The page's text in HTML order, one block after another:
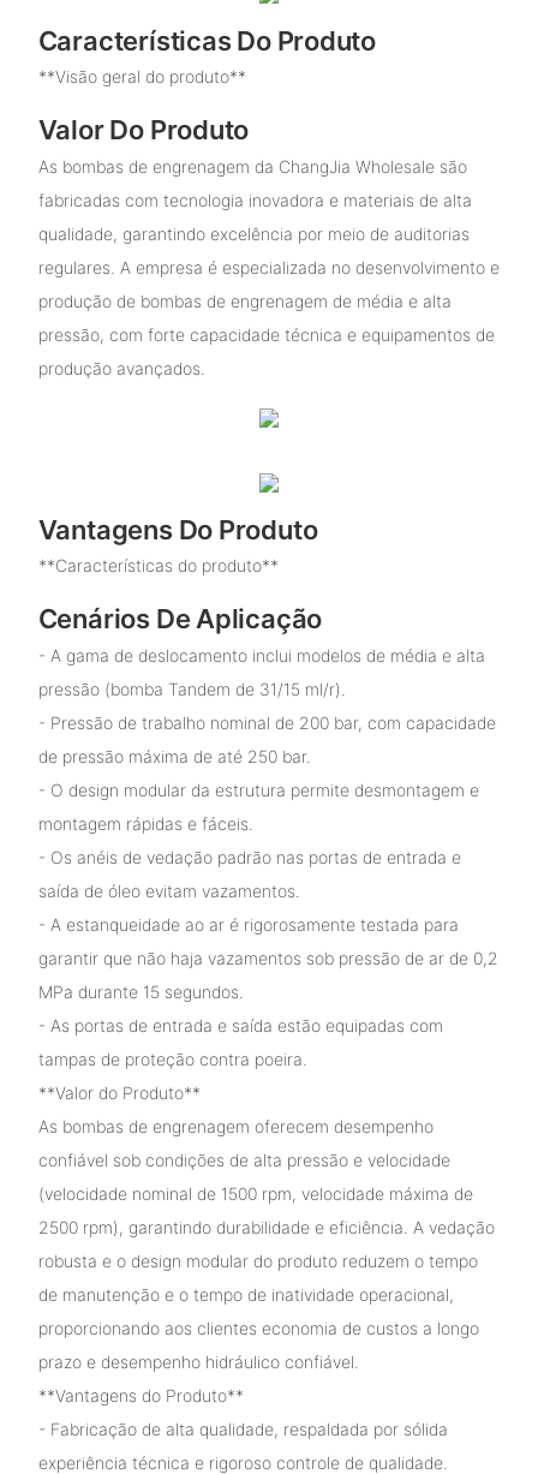
Características Do Produto
**Visão geral do produto**
Valor Do Produto
As bombas de engrenagem da ChangJia Wholesale são
fabricadas com tecnologia inovadora e materiais de alta
qualidade, garantindo excelência por meio de auditorias
regulares. A empresa é especializada no desenvolvimento e
produção de bombas de engrenagem de média e alta
pressão, com forte capacidade técnica e equipamentos de
produção avançados.
Vantagens Do Produto
**Características do produto**
Cenários De Aplicação
- A gama de deslocamento inclui modelos de média e alta
pressão (bomba Tandem de 31/15 ml/r).
- Pressão de trabalho nominal de 200 bar, com capacidade
de pressão máxima de até 250 bar.
- O design modular da estrutura permite desmontagem e
montagem rápidas e fáceis.
- Os anéis de vedação padrão nas portas de entrada e
saída de óleo evitam vazamentos.
- A estanqueidade ao ar é rigorosamente testada para
garantir que não haja vazamentos sob pressão de ar de 0,2
MPa durante 15 segundos.
- As portas de entrada e saída estão equipadas com
tampas de proteção contra poeira.
**Valor do Produto**
As bombas de engrenagem oferecem desempenho
confiável sob condições de alta pressão e velocidade
(velocidade nominal de 1500 rpm, velocidade máxima de
2500 rpm), garantindo durabilidade e eficiência. A vedação
robusta e o design modular do produto reduzem o tempo
de manutenção e o tempo de inatividade operacional,
proporcionando aos clientes economia de custos a longo
prazo e desempenho hidráulico confiável.
**Vantagens do Produto**
- Fabricação de alta qualidade, respaldada por sólida
experiência técnica e rigoroso controle de qualidade.